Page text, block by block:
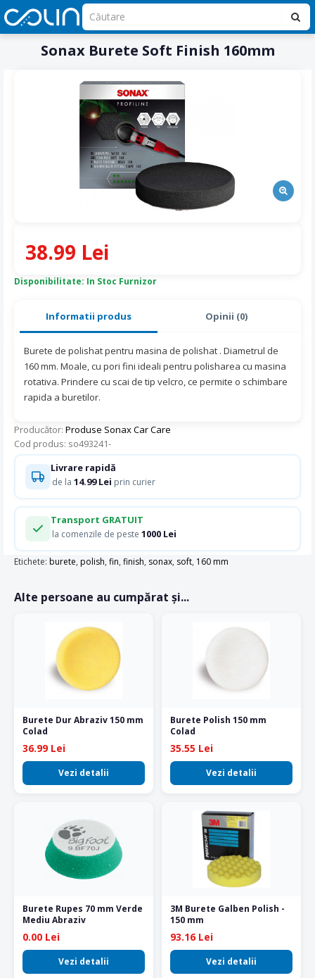
Sonax Burete Soft Finish 160mm
Informatii produs Opinii (0)
Burete de polishat pentru masina de polishat . Diametrul de
160 mm. Moale, cu pori fini ideali pentru polisharea cu masina
rotativa. Prindere cu scai de tip velcro, ce permite o schimbare
rapida a buretilor.
Producător: Produse Sonax Car Care
Cod produs: so493241-
Disponibilitate: In Stoc Furnizor
38.99 Lei
Livrare rapidă
de la 14.99 Lei prin curier
Transport GRATUIT
la comenzile de peste 1000 Lei
Etichete: burete, polish, fin, finish, sonax, soft, 160 mm
Alte persoane au cumpărat și...
Burete Dur Abraziv 150 mm
Colad
36.99 Lei
Vezi detalii
Burete Polish 150 mm
Colad
35.55 Lei
Vezi detalii
Burete Rupes 70 mm Verde
Mediu Abraziv
0.00 Lei
Vezi detalii
3M Burete Galben Polish -
150 mm
93.16 Lei
Vezi detalii